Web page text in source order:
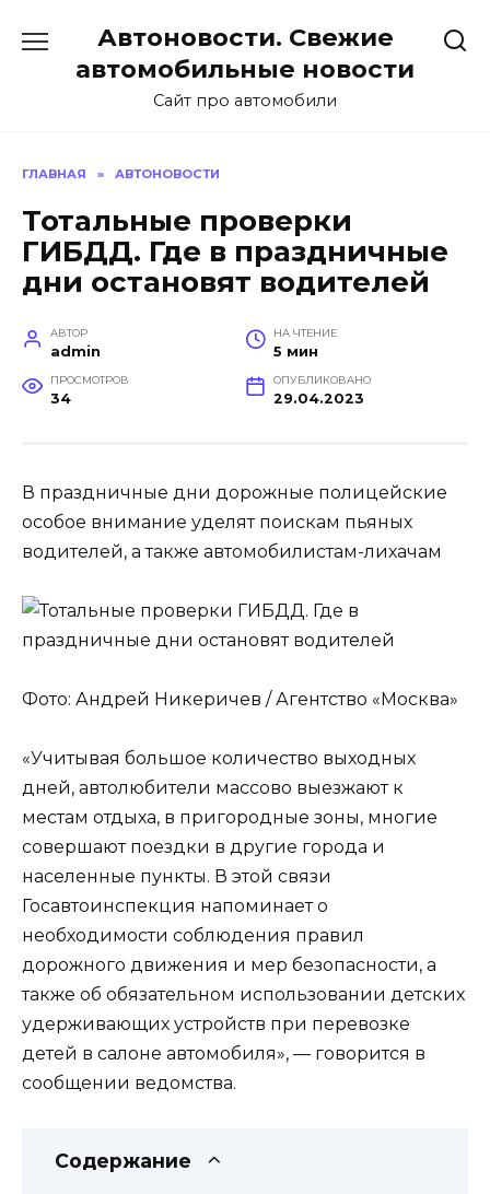
содержанию
Автоновости. Свежие
автомобильные новости
Сайт про автомобили
ГЛАВНАЯ » АВТОНОВОСТИ
Тотальные проверки
ГИБДД. Где в праздничные
дни остановят водителей
АВТОР
admin
НА ЧТЕНИЕ
5 мин
ПРОСМОТРОВ
34
ОПУБЛИКОВАНО
29.04.2023
В праздничные дни дорожные полицейские
особое внимание уделят поискам пьяных
водителей, а также автомобилистам-лихачам
Фото: Андрей Никеричев / Агентство «Москва»
«Учитывая большое количество выходных
дней, автолюбители массово выезжают к
местам отдыха, в пригородные зоны, многие
совершают поездки в другие города и
населенные пункты. В этой связи
Госавтоинспекция напоминает о
необходимости соблюдения правил
дорожного движения и мер безопасности, а
также об обязательном использовании детских
удерживающих устройств при перевозке
детей в салоне автомобиля», — говорится в
сообщении ведомства.
Содержание